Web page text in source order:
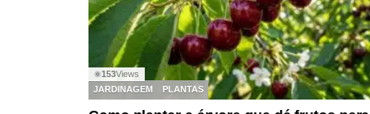
◉153Views
JARDINAGEM
PLANTAS